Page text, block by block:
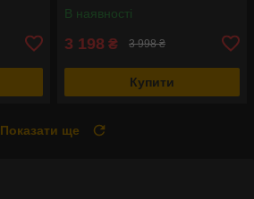
В наявності
3 198 ₴ 3 998 ₴
Купити
Показати ще